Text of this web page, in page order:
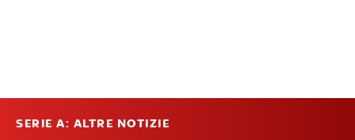
SERIE A: ALTRE NOTIZIE